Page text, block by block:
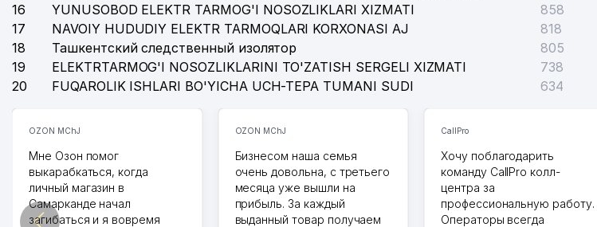
16
YUNUSOBOD ELEKTR TARMOG'I NOSOZLIKLARI XIZMATI
858
17
NAVOIY HUDUDIY ELEKTR TARMOQLARI KORXONASI AJ
818
18
Ташкентский следственный изолятор
805
19
ELEKTRTARMOG'I NOSOZLIKLARINI TO'ZATISH SERGELI XIZMATI
738
20
FUQAROLIK ISHLARI BO'YICHA UCH-TEPA TUMANI SUDI 634
OZON MChJ
Мне Озон помог
выкарабкаться, когда
личный магазин в
Самарканде начал
загибаться и я вовремя
OZON MChJ
Бизнесом наша семья
очень довольна, с третьего
месяца уже вышли на
прибыль. За каждый
выданный товар получаем
CallPro
Хочу поблагодарить
команду CallPro колл-
центра за
профессиональную работу.
Операторы всегда